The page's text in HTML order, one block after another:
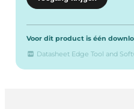
Voor dit product is één
Datasheet Edge Tool and